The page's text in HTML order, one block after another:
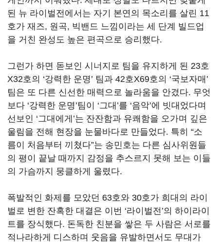
된 뉴 라이벌전에서는 자기 본연의 목소리를 살린 11
호가 재즈, 원곡, 빅밴드 느낌이라는 세 단계 빌드업
을 거친 완성도 높은 편곡으로 승리했다.
그런가 하면 돋보인 시너지로 팀을 유지하게 된 23호
X32호의 ‘강력한 운명’ 팀과 42호X69호의 ‘국보자매 ’
팀은 또 다른 신선한 매력으로 놀라움을 안겼다. 무엇
보다 ‘강력한 운명’팀이 ‘그대 ’를 ‘음악’에 빗대었다며
선보인 ‘그대에게 ’는 잔잔함과 유쾌함을 오가며 깊은
울림을 전해 현장을 눈물바다로 만들었다. 특히 “소
름이 처음부터 끼쳤다”는 송민호는 다른 심사위원들
의 평이 끝날 때까지 감정을 추스르지 못해 보는 이들
의 가슴까지 뭉클하게 울렸다.
폭발적인 화제를 모았던 63호와 30호가 희대의 라이
벌로 변한 잔혹한 대결은 이번 ‘라이벌전’의 하이라이
트를 장식했다. 돈독한 친분을 쌓은 두 사람은 서로를
적나라하게 디스하며 웃음을 유발하면서도 무대가